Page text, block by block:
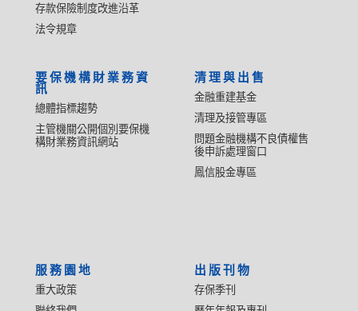
存款保險制度改進沿革
法令規章
要保機構財業務資
訊
總體指標趨勢
主管機關公開個別要保機
構財業務資訊網站
清理與出售
金融重建基金
清理及接管專區
問題金融機構不良債權售
後申訴處理窗口
鳳信股金專區
服務園地
重大政策
出版刊物
存保季刊